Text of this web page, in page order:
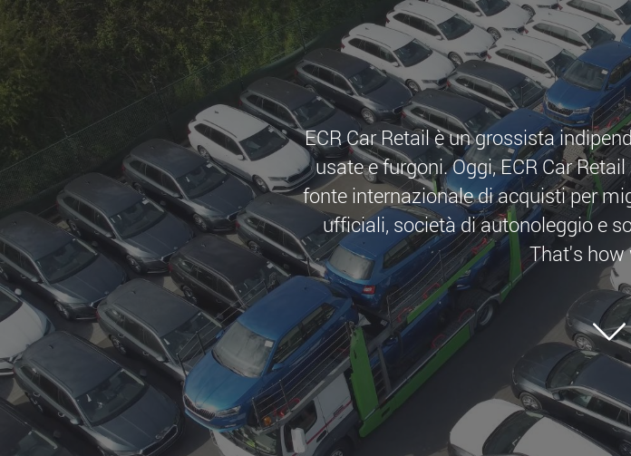
ECR Car Retail è un grossista
usate e furgoni. Oggi, ECR Car
fonte internazionale di acquisti per
ufficiali, società di autonoleggio e
That's how